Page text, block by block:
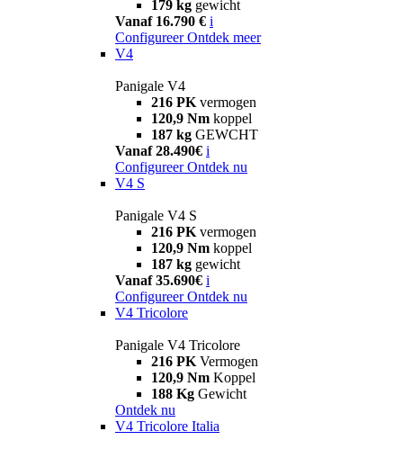
179 kg gewicht
Vanaf 16.790 € i
Configureer Ontdek meer
V4
Panigale V4
216 PK vermogen
120,9 Nm koppel
187 kg GEWCHT
Vanaf 28.490€ i
Configureer Ontdek nu
V4 S
Panigale V4 S
216 PK vermogen
120,9 Nm koppel
187 kg gewicht
Vanaf 35.690€ i
Configureer Ontdek nu
V4 Tricolore
Panigale V4 Tricolore
216 PK Vermogen
120,9 Nm Koppel
188 Kg Gewicht
Ontdek nu
V4 Tricolore Italia